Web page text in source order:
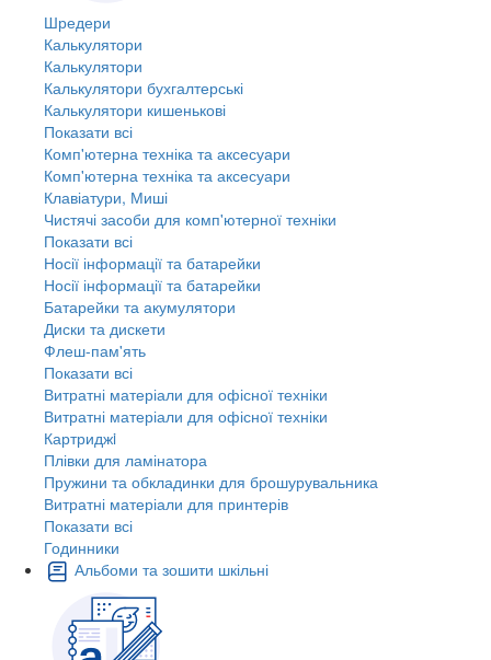
Шредери
Калькулятори
Калькулятори
Калькулятори бухгалтерські
Калькулятори кишенькові
Показати всі
Комп'ютерна техніка та аксесуари
Комп'ютерна техніка та аксесуари
Клавіатури, Миші
Чистячі засоби для комп'ютерної техніки
Показати всі
Носії інформації та батарейки
Носії інформації та батарейки
Батарейки та акумулятори
Диски та дискети
Флеш-пам'ять
Показати всі
Витратні матеріали для офісної техніки
Витратні матеріали для офісної техніки
Картриджi
Плівки для ламінатора
Пружини та обкладинки для брошурувальника
Витратні матеріали для принтерів
Показати всі
Годинники
Альбоми та зошити шкільні